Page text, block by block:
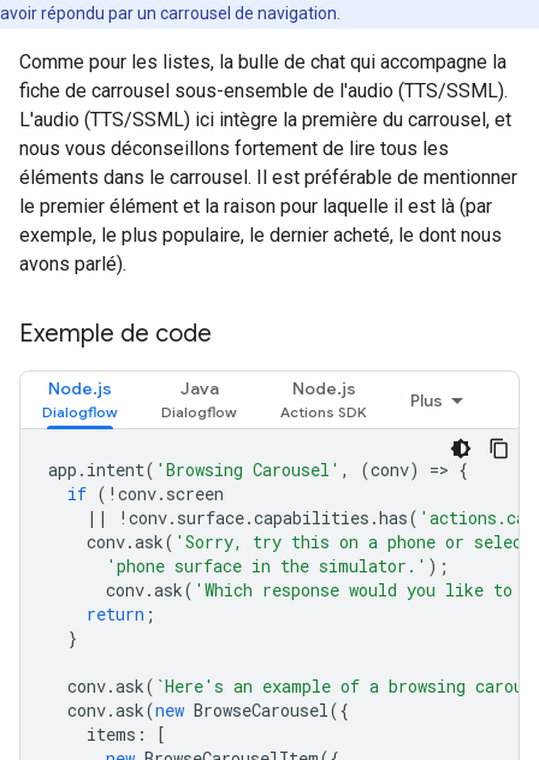
avoir répondu par un carrousel de navigation.
Comme pour les listes, la bulle de chat qui accompagne la
fiche de carrousel sous-ensemble de l'audio (TTS/SSML).
L'audio (TTS/SSML) ici intègre la première du carrousel, et
nous vous déconseillons fortement de lire tous les
éléments dans le carrousel. Il est préférable de mentionner
le premier élément et la raison pour laquelle il est là (par
exemple, le plus populaire, le dernier acheté, le dont nous
avons parlé).
Exemple de code
Node.js Java Node.js
Plus
app . intent( 'Browsing Carousel' , (conv) => {
if ( ! conv. screen
||
! conv. surface.capabilities .has(
conv.ask( 'Sorry, try this on a phone or
'phone surface in the simulator.' );
conv.ask( 'Which response would you like to
return ;
}
conv.ask( `Here's an example of a browsing
conv.ask(new BrowseCarousel({
items :
[